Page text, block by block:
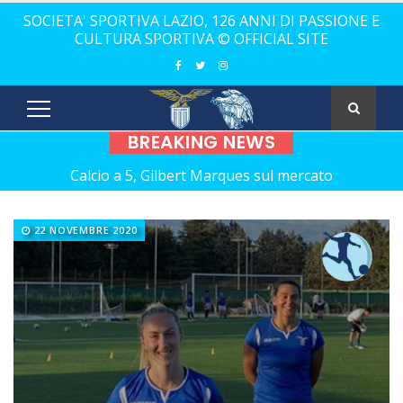
SOCIETA' SPORTIVA LAZIO, 126 ANNI DI PASSIONE E
CULTURA SPORTIVA © OFFICIAL SITE
BREAKING NEWS
Calcio a 5, Gilbert Marques sul mercato
Calcio a 5: Barca e Conticelli, il canto libero della Lazio!
La Lazio completa la squadra con Grasso
Rugby, il 18 ottobre debutto a Catania
Calcio a 5 femminile, ecco le 11 rivali della Lazio
21 anni senza Bomber Fiorini: nostalgia!
22 NOVEMBRE 2020